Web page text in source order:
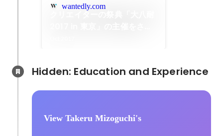
wantedly.com
View Takeru Mizoguchi's